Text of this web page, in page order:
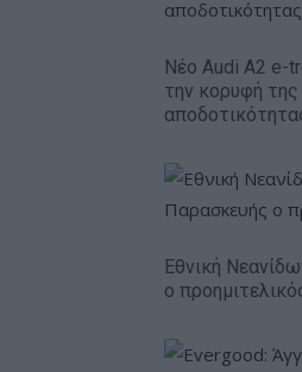
Νέο Audi A2 e-
την κορυφή της
Εθνική
ο